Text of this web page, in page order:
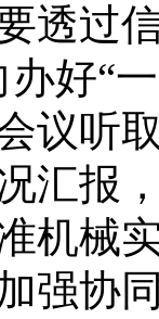
透过
办好“
听取
汇报
机械
强协